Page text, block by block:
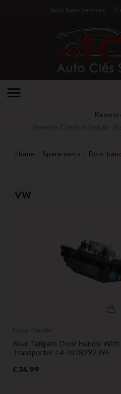
Auto Keys Services
Remote Control Repair
Home Spare parts Door
VW
Door handle
Rear Tailgate Door Handle
Transporter T4 701829239E
€34.99Price